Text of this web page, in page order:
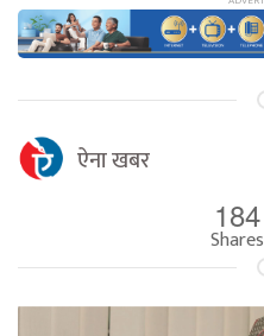
ऐना खबर
184
Shares